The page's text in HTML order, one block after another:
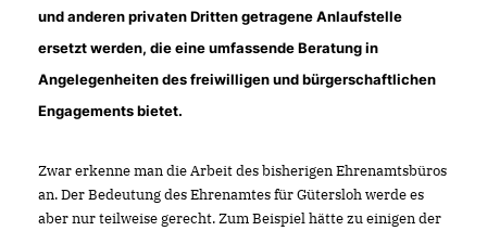
und anderen privaten Dritten getragene Anlaufstelle
ersetzt werden, die eine umfassende Beratung in
Angelegenheiten des freiwilligen und bürgerschaftlichen
Engagements bietet.
Zwar erkenne man die Arbeit des bisherigen Ehrenamtsbüros
an. Der Bedeutung des Ehrenamtes für Gütersloh werde es
aber nur teilweise gerecht. Zum Beispiel hätte zu einigen der